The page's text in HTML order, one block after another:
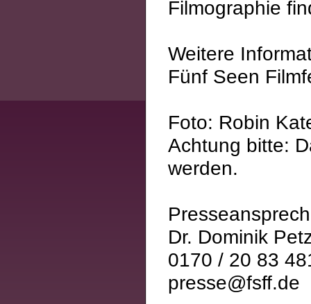
Filmographie
Weitere
Fünf Seen
Foto: Robin
Achtung bitte:
werden.
Dr. Dominik
0170 / 20 83
presse@fsff.de